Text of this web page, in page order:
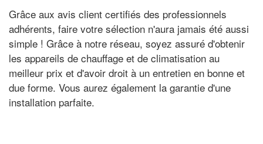
Grâce aux avis client certifiés des professionnels
adhérents, faire votre sélection n'aura jamais été aussi
simple ! Grâce à notre réseau, soyez assuré d'obtenir
les appareils de chauffage et de climatisation au
meilleur prix et d'avoir droit à un entretien en bonne et
due forme. Vous aurez également la garantie d'une
installation parfaite.